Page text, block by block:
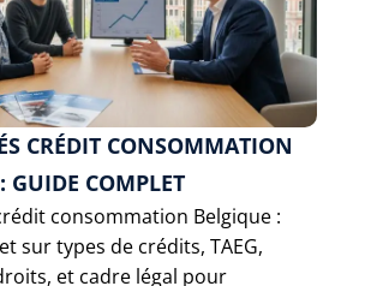
CRÉDIT CONSOMMATION
GUIDE COMPLET
consommation Belgique :
sur types de crédits, TAEG,
et cadre légal pour